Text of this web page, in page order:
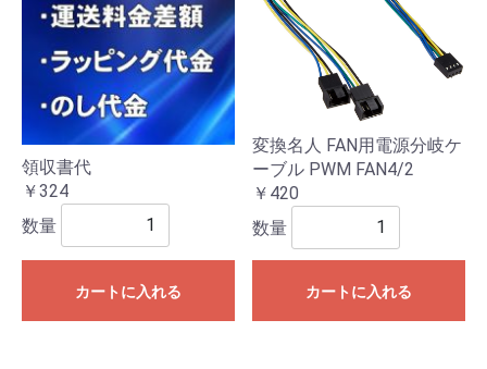
領収書代
￥324
数量
カートに入れる
変換名人 FAN用電源分岐ケ
ーブル PWM FAN4/2
￥420
数量
カートに入れる